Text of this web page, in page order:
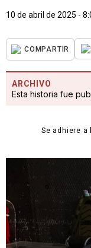
10 de abril de 2025 -
COMPARTIR
ARCHIVO
Esta historia fue
Se adhiere